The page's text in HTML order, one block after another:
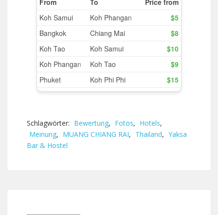
Schlagwörter: Bewertung, Fotos, Hotels,
Meinung, MUANG CHIANG RAI, Thailand, Yaksa
Bar & Hostel